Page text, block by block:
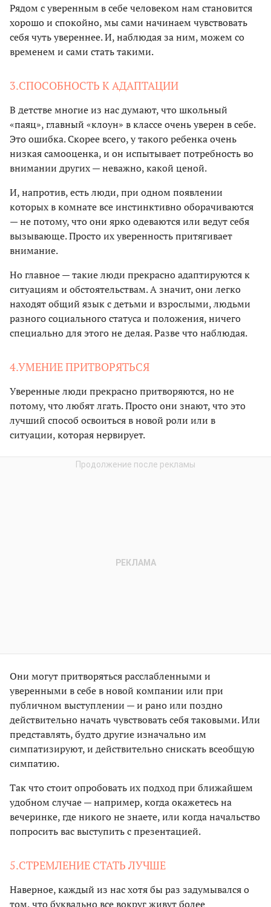
Рядом с уверенным в себе человеком нам становится
хорошо и спокойно, мы сами начинаем чувствовать
себя чуть увереннее. И, наблюдая за ним, можем со
временем и сами стать такими.
3.СПОСОБНОСТЬ К АДАПТАЦИИ
В детстве многие из нас думают, что школьный
«паяц», главный «клоун» в классе очень уверен в себе.
Это ошибка. Скорее всего, у такого ребенка очень
низкая самооценка, и он испытывает потребность во
внимании других — неважно, какой ценой.
И, напротив, есть люди, при одном появлении
которых в комнате все инстинктивно оборачиваются
— не потому, что они ярко одеваются или ведут себя
вызывающе. Просто их уверенность притягивает
внимание.
Но главное — такие люди прекрасно адаптируются к
ситуациям и обстоятельствам. А значит, они легко
находят общий язык с детьми и взрослыми, людьми
разного социального статуса и положения, ничего
специально для этого не делая. Разве что наблюдая.
4.УМЕНИЕ ПРИТВОРЯТЬСЯ
Уверенные люди прекрасно притворяются, но не
потому, что любят лгать. Просто они знают, что это
лучший способ освоиться в новой роли или в
ситуации, которая нервирует.
Они могут притворяться расслабленными и
уверенными в себе в новой компании или при
публичном выступлении — и рано или поздно
действительно начать чувствовать себя таковыми. Или
представлять, будто другие изначально им
симпатизируют, и действительно снискать всеобщую
симпатию.
Так что стоит опробовать их подход при ближайшем
удобном случае — например, когда окажетесь на
вечеринке, где никого не знаете, или когда начальство
попросить вас выступить с презентацией.
5.СТРЕМЛЕНИЕ СТАТЬ ЛУЧШЕ
Наверное, каждый из нас хотя бы раз задумывался о
том, что буквально все вокруг живут более